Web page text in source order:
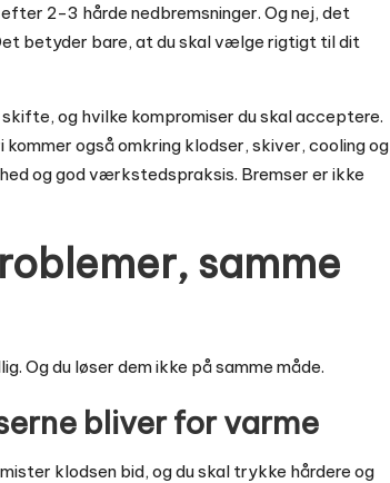
2-3 hårde nedbremsninger. Og nej, det
betyder bare, at du skal vælge rigtigt til dit
og hvilke kompromiser du skal acceptere.
også omkring klodser, skiver, cooling og
og god værkstedspraksis. Bremser er ikke
samme
Og du løser dem ikke på samme måde.
bliver for varme
klodsen bid, og du skal trykke hårdere og